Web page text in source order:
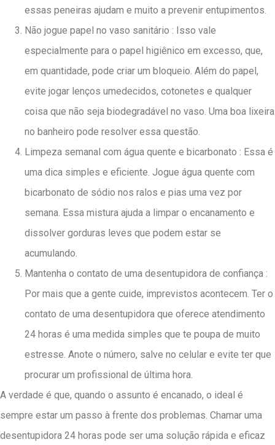
essas peneiras ajudam e muito a prevenir entupimentos.
Não jogue papel no vaso sanitário : Isso vale
especialmente para o papel higiênico em excesso, que,
em quantidade, pode criar um bloqueio. Além do papel,
evite jogar lenços umedecidos, cotonetes e qualquer
coisa que não seja biodegradável no vaso. Uma boa lixeira
no banheiro pode resolver essa questão.
Limpeza semanal com água quente e bicarbonato : Essa é
uma dica simples e eficiente. Jogue água quente com
bicarbonato de sódio nos ralos e pias uma vez por
semana. Essa mistura ajuda a limpar o encanamento e
dissolver gorduras leves que podem estar se
acumulando.
Mantenha o contato de uma desentupidora de confiança :
Por mais que a gente cuide, imprevistos acontecem. Ter o
contato de uma desentupidora que oferece atendimento
24 horas é uma medida simples que te poupa de muito
estresse. Anote o número, salve no celular e evite ter que
procurar um profissional de última hora.
A verdade é que, quando o assunto é encanado, o ideal é
sempre estar um passo à frente dos problemas. Chamar uma
desentupidora 24 horas pode ser uma solução rápida e eficaz